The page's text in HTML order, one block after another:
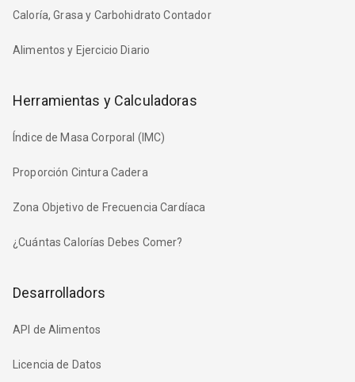
Caloría, Grasa y Carbohidrato Contador
Alimentos y Ejercicio Diario
Herramientas y Calculadoras
Índice de Masa Corporal (IMC)
Proporción Cintura Cadera
Zona Objetivo de Frecuencia Cardíaca
¿Cuántas Calorías Debes Comer?
Desarrolladors
API de Alimentos
Licencia de Datos